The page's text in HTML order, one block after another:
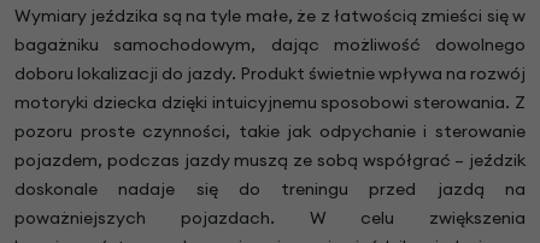
Wymiary jeździka są na tyle małe, że z łatwością zmieści się w
bagażniku samochodowym, dając możliwość dowolnego
doboru lokalizacji do jazdy. Produkt świetnie wpływa na rozwój
motoryki dziecka dzięki intuicyjnemu sposobowi sterowania. Z
pozoru proste czynności, takie jak odpychanie i sterowanie
pojazdem, podczas jazdy muszą ze sobą współgrać – jeździk
doskonale nadaje się do treningu przed jazdą na
poważniejszych pojazdach. W celu zwiększenia